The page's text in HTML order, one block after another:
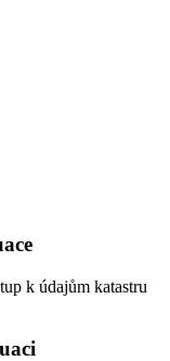
k údajům katastru